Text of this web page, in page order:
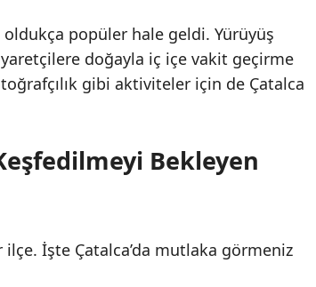
oldukça popüler hale geldi. Yürüyüş
doğayla iç içe vakit geçirme
gibi aktiviteler için de Çatalca
Bekleyen
İşte Çatalca’da mutlaka görmeniz